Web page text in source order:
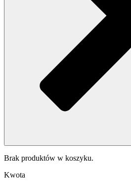
Brak produktów w koszyku.
Kwota